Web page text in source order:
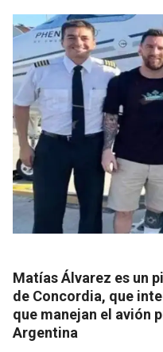
Matías Álvarez es un
de Concordia, que
que manejan el avión
Argentina